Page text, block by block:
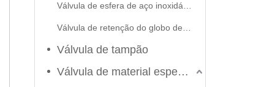
Válvula de tampão
Válvula de material especial